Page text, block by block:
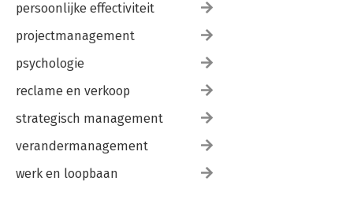
persoonlijke effectiviteit
projectmanagement
psychologie
reclame en verkoop
strategisch management
verandermanagement
werk en loopbaan